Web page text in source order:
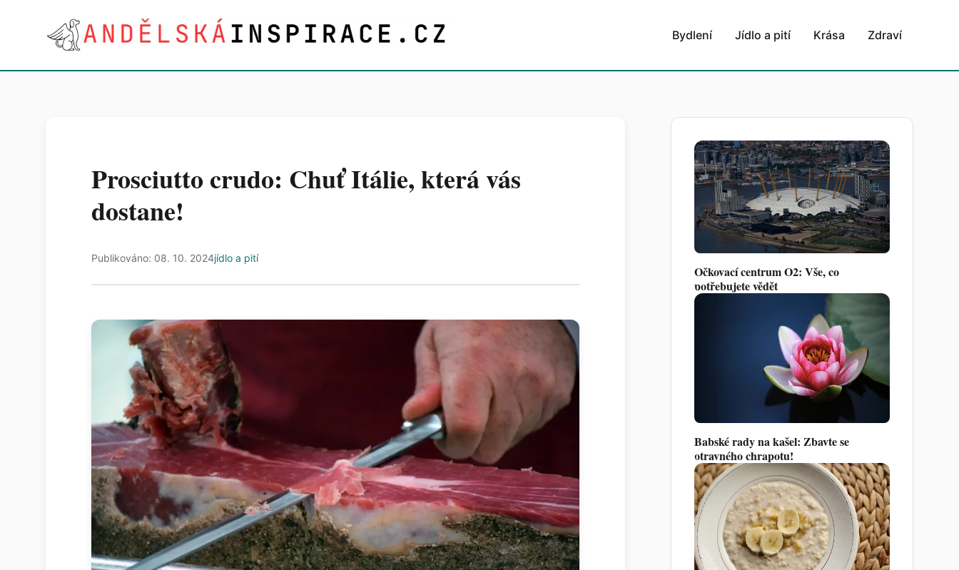
Bydlení Jídlo a pití Krása Zdraví
Prosciutto crudo: Chuť Itálie, která vás
dostane!
Publikováno: 08. 10. 2024jídlo a pití
Očkovací centrum O2: Vše, co
potřebujete vědět
Babské rady na kašel: Zbavte se
otravného chrapotu!